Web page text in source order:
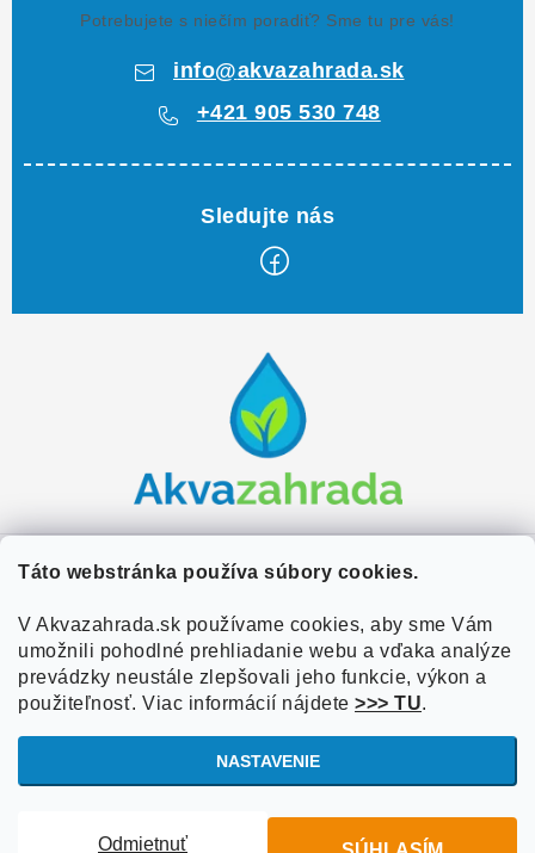
Táto webstránka používa súbory cookies.
V Akvazahrada.sk používame cookies, aby sme Vám
umožnili pohodlné prehliadanie webu a vďaka analýze
prevádzky neustále zlepšovali jeho funkcie, výkon a
použiteľnosť. Viac informácií nájdete >>> TU.
NASTAVENIE
Odmietnuť
Potrebujete s niečím poradiť? Sme tu pre vás!
info@akvazahrada.sk
+421 905 530 748
e
Zákaznícky servis
Doprava a platba
Obchodné podmienky
Ochrana osobných údajov
Informácie o súboroch cookies
Užitočné informácie
O nás
Referencie
Overené zákazníkmi
. Všetky práva vyhradené.